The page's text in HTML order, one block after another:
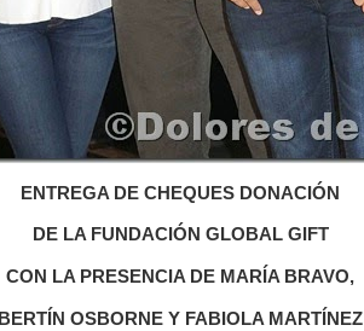
ENTREGA DE CHEQUES DONACIÓN
DE LA FUNDACIÓN GLOBAL GIFT
CON LA PRESENCIA DE MARÍA BRAVO,
BERTÍN OSBORNE Y FABIOLA MARTÍNEZ